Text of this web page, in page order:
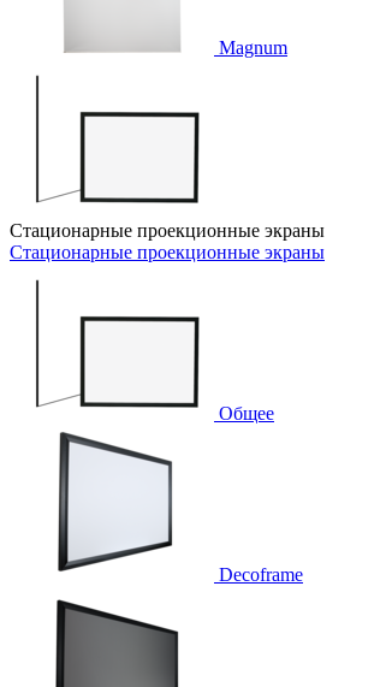
Magnum
Стационарные проекционные экраны
Стационарные проекционные экраны
Общее
Decoframe